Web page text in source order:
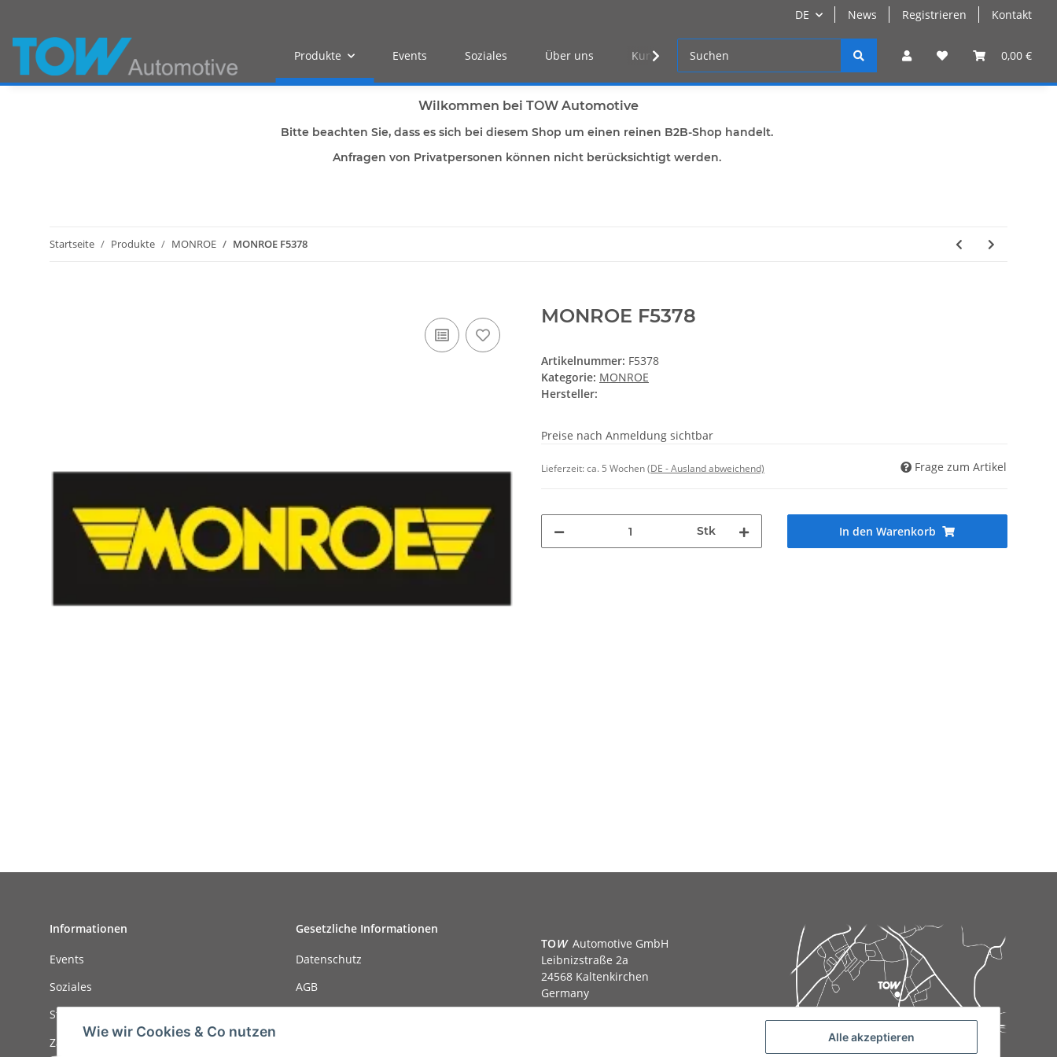
DE News Registrieren Kontakt
0,00 €
Produkte Events Soziales Über uns Kunden Log-in
Wilkommen bei TOW Automotive
Bitte beachten Sie, dass es sich bei diesem Shop um einen reinen B2B-Shop handelt.
Anfragen von Privatpersonen können nicht berücksichtigt werden.
Startseite Produkte MONROE MONROE F5378
MONROE F5378
Artikelnummer: F5378
Kategorie: MONROE
Hersteller:
Preise nach Anmeldung sichtbar
Lieferzeit:ca. 5 Wochen(DE - Ausland abweichend) Frage zum Artikel
Stk In den Warenkorb
Informationen
Events
Soziales
Stellenanzeigen
Zahlungsmöglichkeiten
Gesetzliche Informationen
Datenschutz
AGB
TOW Automotive GmbH
Leibnizstraße 2a
24568 Kaltenkirchen
Germany
Wie wir Cookies & Co nutzen Alle akzeptieren